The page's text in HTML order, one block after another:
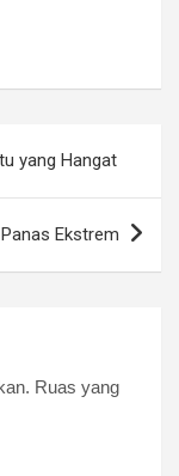
yang Hangat
Ekstrem
Ruas yang